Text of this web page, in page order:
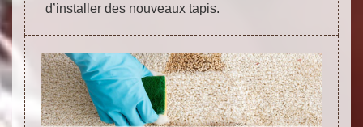
d’installer des nouveaux tapis.